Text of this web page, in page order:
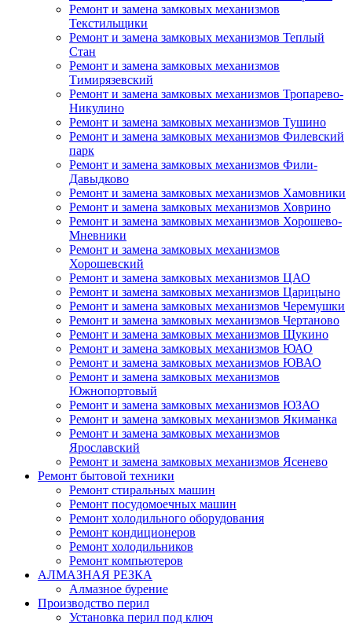
Ремонт и замена замковых механизмов
Текстильщики
Ремонт и замена замковых механизмов Теплый
Стан
Ремонт и замена замковых механизмов
Тимирязевский
Ремонт и замена замковых механизмов Тропарево-
Никулино
Ремонт и замена замковых механизмов Тушино
Ремонт и замена замковых механизмов Филевский
парк
Ремонт и замена замковых механизмов Фили-
Давыдково
Ремонт и замена замковых механизмов Хамовники
Ремонт и замена замковых механизмов Ховрино
Ремонт и замена замковых механизмов Хорошево-
Мневники
Ремонт и замена замковых механизмов
Хорошевский
Ремонт и замена замковых механизмов ЦАО
Ремонт и замена замковых механизмов Царицыно
Ремонт и замена замковых механизмов Черемушки
Ремонт и замена замковых механизмов Чертаново
Ремонт и замена замковых механизмов Щукино
Ремонт и замена замковых механизмов ЮАО
Ремонт и замена замковых механизмов ЮВАО
Ремонт и замена замковых механизмов
Южнопортовый
Ремонт и замена замковых механизмов ЮЗАО
Ремонт и замена замковых механизмов Якиманка
Ремонт и замена замковых механизмов
Ярославский
Ремонт и замена замковых механизмов Ясенево
Ремонт бытовой техники
Ремонт стиральных машин
Ремонт посудомоечных машин
Ремонт холодильного оборудования
Ремонт кондиционеров
Ремонт холодильников
Ремонт компьютеров
АЛМАЗНАЯ РЕЗКА
Алмазное бурение
Производство перил
Установка перил под ключ